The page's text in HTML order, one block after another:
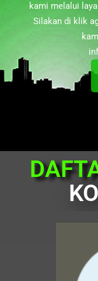
kami melalui
Silakan di klik